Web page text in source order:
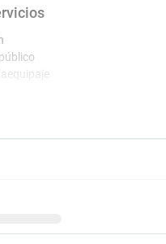
reuniones
de mesa para niños